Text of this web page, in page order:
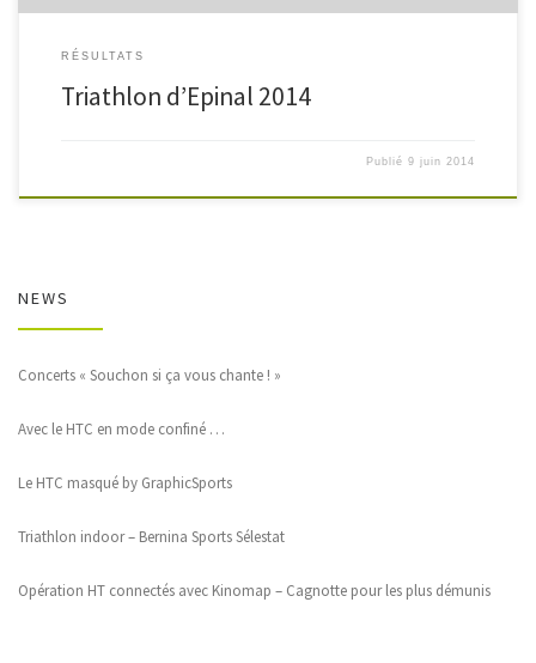
RÉSULTATS
Triathlon d’Epinal 2014
Publié9 juin 2014
NEWS
Concerts « Souchon si ça vous chante ! »
Avec le HTC en mode confiné …
Le HTC masqué by GraphicSports
Triathlon indoor – Bernina Sports Sélestat
Opération HT connectés avec Kinomap – Cagnotte pour les plus démunis